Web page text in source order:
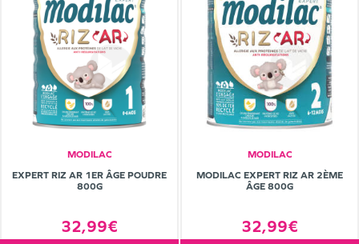
MODILAC
EXPERT RIZ AR 1ER ÂGE POUDRE
800G
32,99€
MODILAC
MODILAC EXPERT RIZ AR 2ÈME
ÂGE 800G
32,99€